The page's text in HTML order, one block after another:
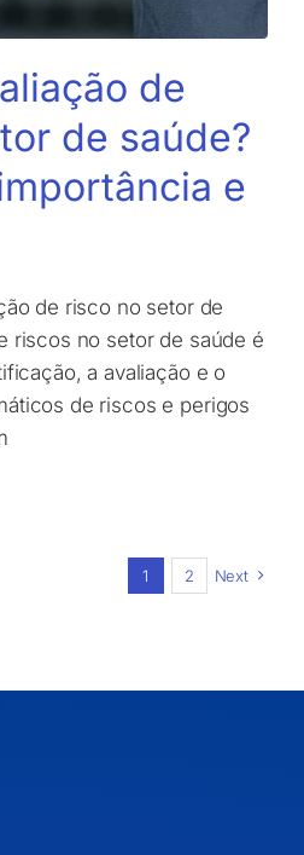
de
de saúde?
e
de risco no setor de
riscos no setor de saúde é
a avaliação e o
de riscos e perigos
1 2 Next